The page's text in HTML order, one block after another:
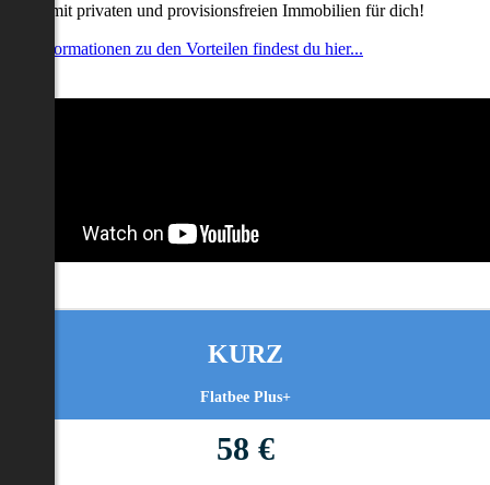
mit privaten und provisionsfreien Immobilien für dich!
Informationen zu den Vorteilen findest du hier...
KURZ
Flatbee Plus+
58 €